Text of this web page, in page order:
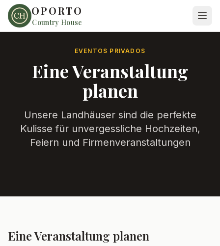
OPORTO
Country House
EVENTOS PRIVADOS
Eine Veranstaltung
planen
Unsere Landhäuser sind die perfekte
Kulisse für unvergessliche Hochzeiten,
Feiern und Firmenveranstaltungen
Eine Veranstaltung planen